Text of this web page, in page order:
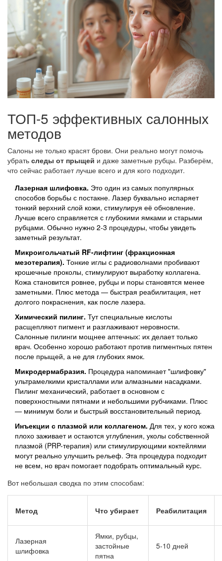
ТОП-5 эффективных салонных
методов
Салоны не только красят брови. Они реально могут помочь
убрать следы от прыщей и даже заметные рубцы. Разберём,
что сейчас работает лучше всего и для кого подходит.
Лазерная шлифовка. Это один из самых популярных
способов борьбы с постакне. Лазер буквально испаряет
тонкий верхний слой кожи, стимулируя её обновление.
Лучше всего справляется с глубокими ямками и старыми
рубцами. Обычно нужно 2-3 процедуры, чтобы увидеть
заметный результат.
Микроигольчатый RF-лифтинг (фракционная
мезотерапия). Тонкие иглы с радиоволнами пробивают
крошечные проколы, стимулируют выработку коллагена.
Кожа становится ровнее, рубцы и поры становятся менее
заметными. Плюс метода — быстрая реабилитация, нет
долгого покраснения, как после лазера.
Химический пилинг. Тут специальные кислоты
расщепляют пигмент и разглаживают неровности.
Салонные пилинги мощнее аптечных: их делает только
врач. Особенно хорошо работают против пигментных пятен
после прыщей, а не для глубоких ямок.
Микродермабразия. Процедура напоминает "шлифовку"
ультрамелкими кристаллами или алмазными насадками.
Пилинг механический, работает в основном с
поверхностными пятнами и небольшими рубчиками. Плюс
— минимум боли и быстрый восстановительный период.
Инъекции с плазмой или коллагеном. Для тех, у кого кожа
плохо заживает и остаются углубления, уколы собственной
плазмой (PRP-терапия) или стимулирующими коктейлями
могут реально улучшить рельеф. Эта процедура подходит
не всем, но врач помогает подобрать оптимальный курс.
Вот небольшая сводка по этим способам:
Метод Что убирает Реабилитация
Лазерная
шлифовка
Ямки, рубцы,
застойные
пятна
5-10 дней